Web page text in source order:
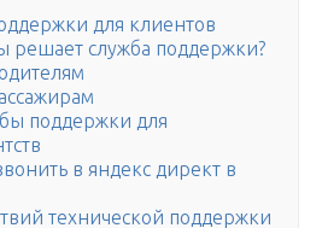
для клиентов
решает служба поддержки?
поддержки для
в яндекс директ в
технической поддержки